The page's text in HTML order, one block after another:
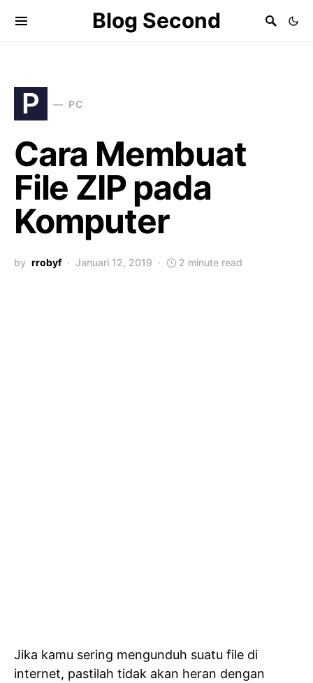
Blog Second
P PC
Cara Membuat
File ZIP pada
Komputer
by rrobyf Januari 12, 2019 2 minute read
Jika kamu sering mengunduh suatu file di
internet, pastilah tidak akan heran dengan